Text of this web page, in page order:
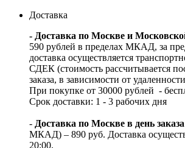
Доставка
- Доставка по Москве и
590 рублей в пределах МКАД, за
доставка осуществляется
СДЕК (стоимость рассчитывается
заказа, в зависимости от
При покупке от 30000 рублей -
Срок доставки: 1 - 3 рабочих дня
- Доставка по Москве в день заказа
МКАД) – 890 руб. Доставка
20:00.